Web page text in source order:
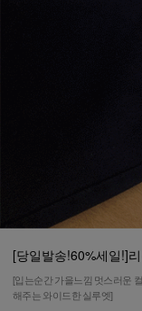
[당일발송!60%세일!]
[입는순간 가을느낌 멋스러운
해주는 와이드한 실루엣]